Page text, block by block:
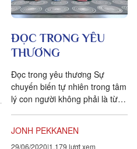
ĐỌC TRONG YÊU
THƯƠNG
Đọc trong yêu thương Sự
chuyến biến tự nhiên trong tâm
lý con người không phải là từ
JONH PEKKANEN
29/06/2020 1,179 lượt xem